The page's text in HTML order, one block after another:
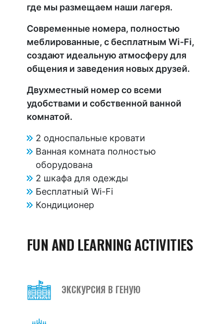
где мы размещаем наши лагеря.
Современные номера, полностью
меблированные, с бесплатным Wi-Fi,
создают идеальную атмосферу для
общения и заведения новых друзей.
Двухместный номер со всеми
удобствами и собственной ванной
комнатой.
2 односпальные кровати
Ванная комната полностью
оборудована
2 шкафа для одежды
Бесплатный Wi-Fi
Кондиционер
FUN AND LEARNING ACTIVITIES
ЭКСКУРСИЯ В ГЕНУЮ